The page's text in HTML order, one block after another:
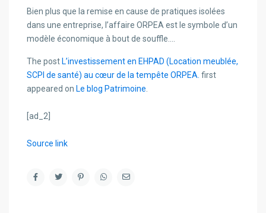
Bien plus que la remise en cause de pratiques isolées
dans une entreprise, l’affaire ORPEA est le symbole d’un
modèle économique à bout de souffle….
The post L’investissement en EHPAD (Location meublée,
SCPI de santé) au cœur de la tempête ORPEA. first
appeared on Le blog Patrimoine
[ad_2]
Source link